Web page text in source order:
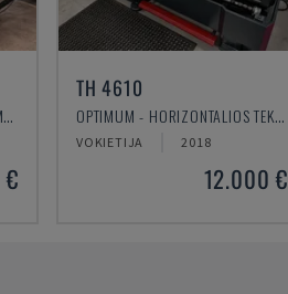
EIKON - VERTIKALAUS APDIRBIMO CENTRAS
TH 4610
OPTIMUM - HORIZONTALIOS TEKINIMO STAKLĖS
VOKIETIJA 2018
12.000 €